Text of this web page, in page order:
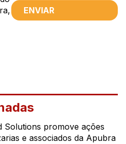
ENVIAR
Solutions promove ações
e associados da Apubra